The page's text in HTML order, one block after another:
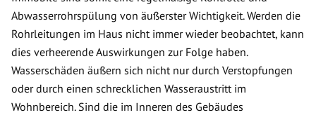
Abwasserrohrspülung von äußerster Wichtigkeit. Werden die
Rohrleitungen im Haus nicht immer wieder beobachtet, kann
dies verheerende Auswirkungen zur Folge haben.
Wasserschäden äußern sich nicht nur durch Verstopfungen
oder durch einen schrecklichen Wasseraustritt im
Wohnbereich. Sind die im Inneren des Gebäudes